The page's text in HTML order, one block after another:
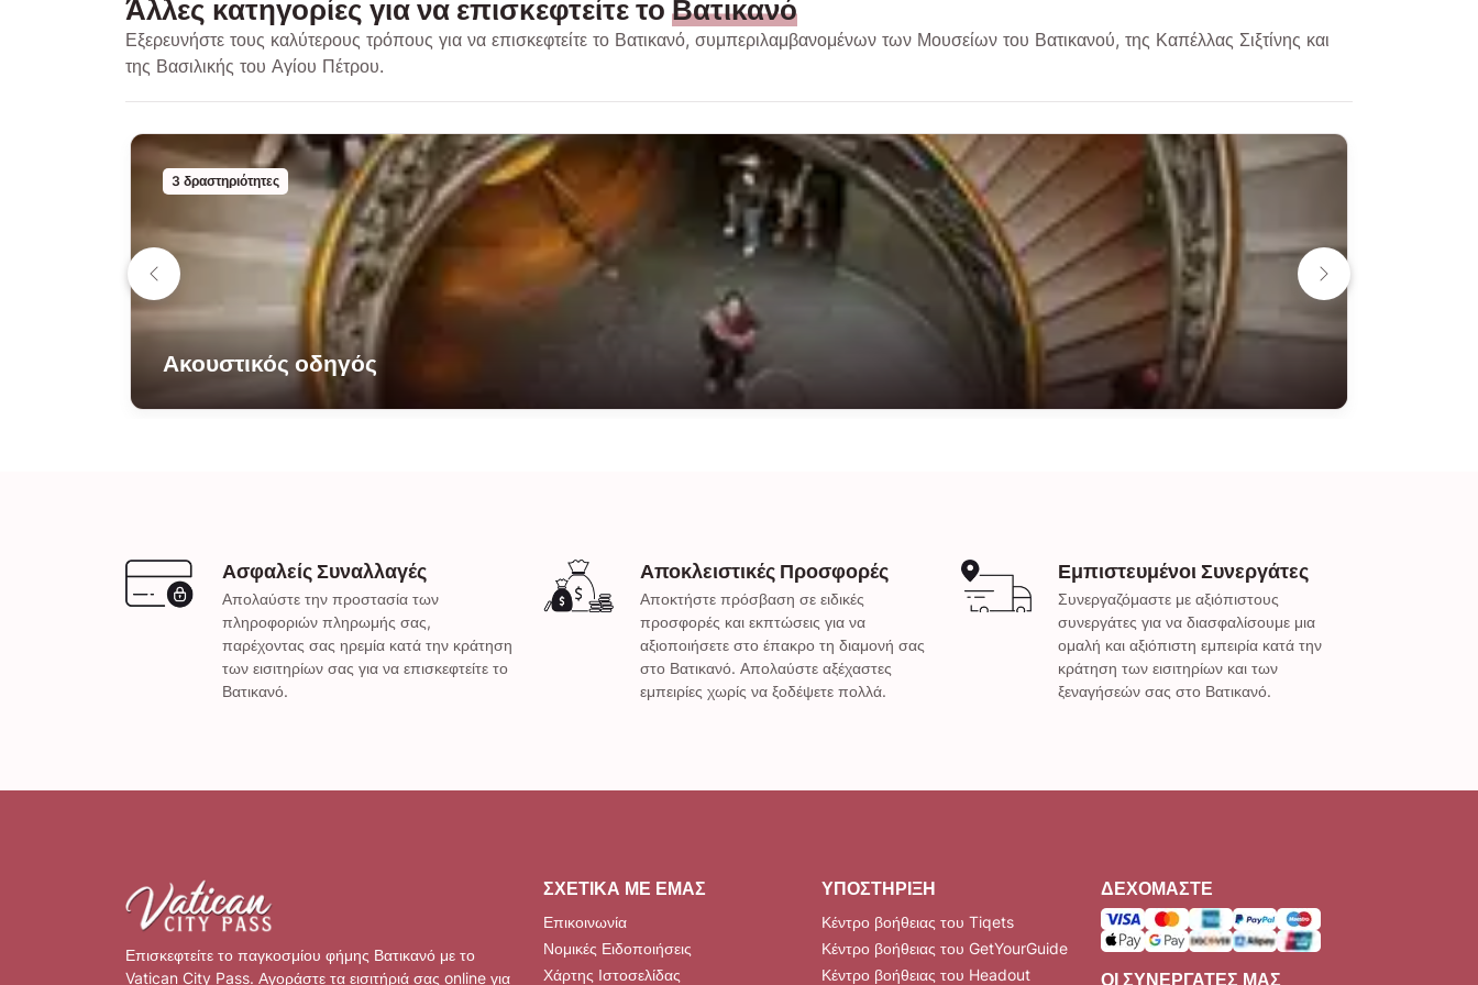
Άλλες κατηγορίες για να επισκεφτείτε το Βατικανό
Εξερευνήστε τους καλύτερους τρόπους για να επισκεφτείτε το Βατικανό, συμπεριλαμβανομένων των Μουσείων του Βατικανού, της Καπέλλας Σιξτίνης και
της Βασιλικής του Αγίου Πέτρου.
3 δραστηριότητες
Ακουστικός οδηγός
Ασφαλείς Συναλλαγές
Απολαύστε την προστασία των
πληροφοριών πληρωμής σας,
παρέχοντας σας ηρεμία κατά την κράτηση
των εισιτηρίων σας για να επισκεφτείτε το
Βατικανό.
Αποκλειστικές Προσφορές
Αποκτήστε πρόσβαση σε ειδικές
προσφορές και εκπτώσεις για να
αξιοποιήσετε στο έπακρο τη διαμονή σας
στο Βατικανό. Απολαύστε αξέχαστες
εμπειρίες χωρίς να ξοδέψετε πολλά.
Εμπιστευμένοι Συνεργάτες
Συνεργαζόμαστε με αξιόπιστους
συνεργάτες για να διασφαλίσουμε μια
ομαλή και αξιόπιστη εμπειρία κατά την
κράτηση των εισιτηρίων και των
ξεναγήσεών σας στο Βατικανό.
Επισκεφτείτε το παγκοσμίου φήμης Βατικανό με το
Vatican City Pass. Αγοράστε τα εισιτήριά σας online για
ΣΧΕΤΙΚΆ ΜΕ ΕΜΆΣ
Επικοινωνία
Νομικές Ειδοποιήσεις
Χάρτης Ιστοσελίδας
ΥΠΟΣΤΉΡΙΞΗ
Κέντρο βοήθειας του Tiqets
Κέντρο βοήθειας του GetYourGuide
Κέντρο βοήθειας του Headout
ΔΕΧΌΜΑΣΤΕ
ΟΙ ΣΥΝΕΡΓΆΤΕΣ ΜΑΣ